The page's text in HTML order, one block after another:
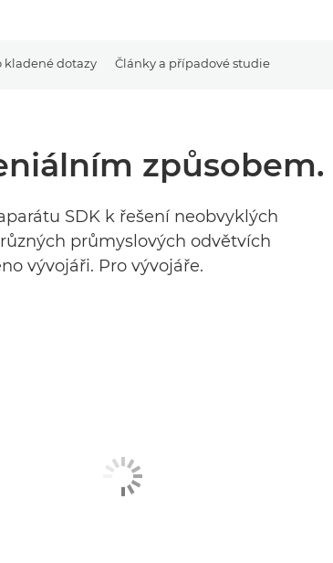
kladené dotazy Články a případové studie
způsobem.
SDK k řešení neobvyklých
průmyslových odvětvích
vývojáři. Pro vývojáře.